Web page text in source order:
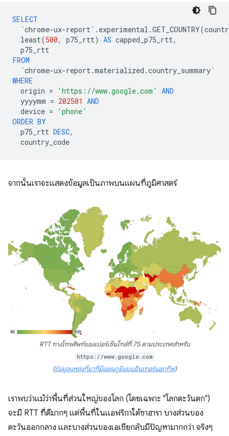
SELECT
`chrome-ux-report` . experimental .GET_COUNTRY(
least(500, p75_rtt) AS capped_p75_rtt,
p75_rtt
FROM
`chrome-ux-report.materialized .country_summary`
WHERE
origin = 'https://www.google.com'
AND
yyyymm = 202501 AND
device =
'phone'
ORDER BY
p75_rtt DESC,
country_code
จากนั้นเราจะแสดงข้อมูลเป็นภาพบนแผนที่ภูมิศาสตร์
RTT ทางโทรศัพท์ของเปอร์เซ็นไทล์ที่ 75 ตามประเทศสำหรับ
https://www.google.com
(ข้อมูลแหล่งที่มาที่มีแผนภูมิแบบอินเทอร์แอกทีฟ)
เราพบว่าแม้ว่าพื้นที่ส่วนใหญ่ของโลก (โดยเฉพาะ "โลกตะวันตก")
จะมี RTT ที่ดีมากๆ แต่พื้นที่ในแอฟริกาใต้ซาฮารา บางส่วนของ
ตะวันออกกลาง และบางส่วนของเอเชียกลับมีปัญหามากกว่า จริงๆ